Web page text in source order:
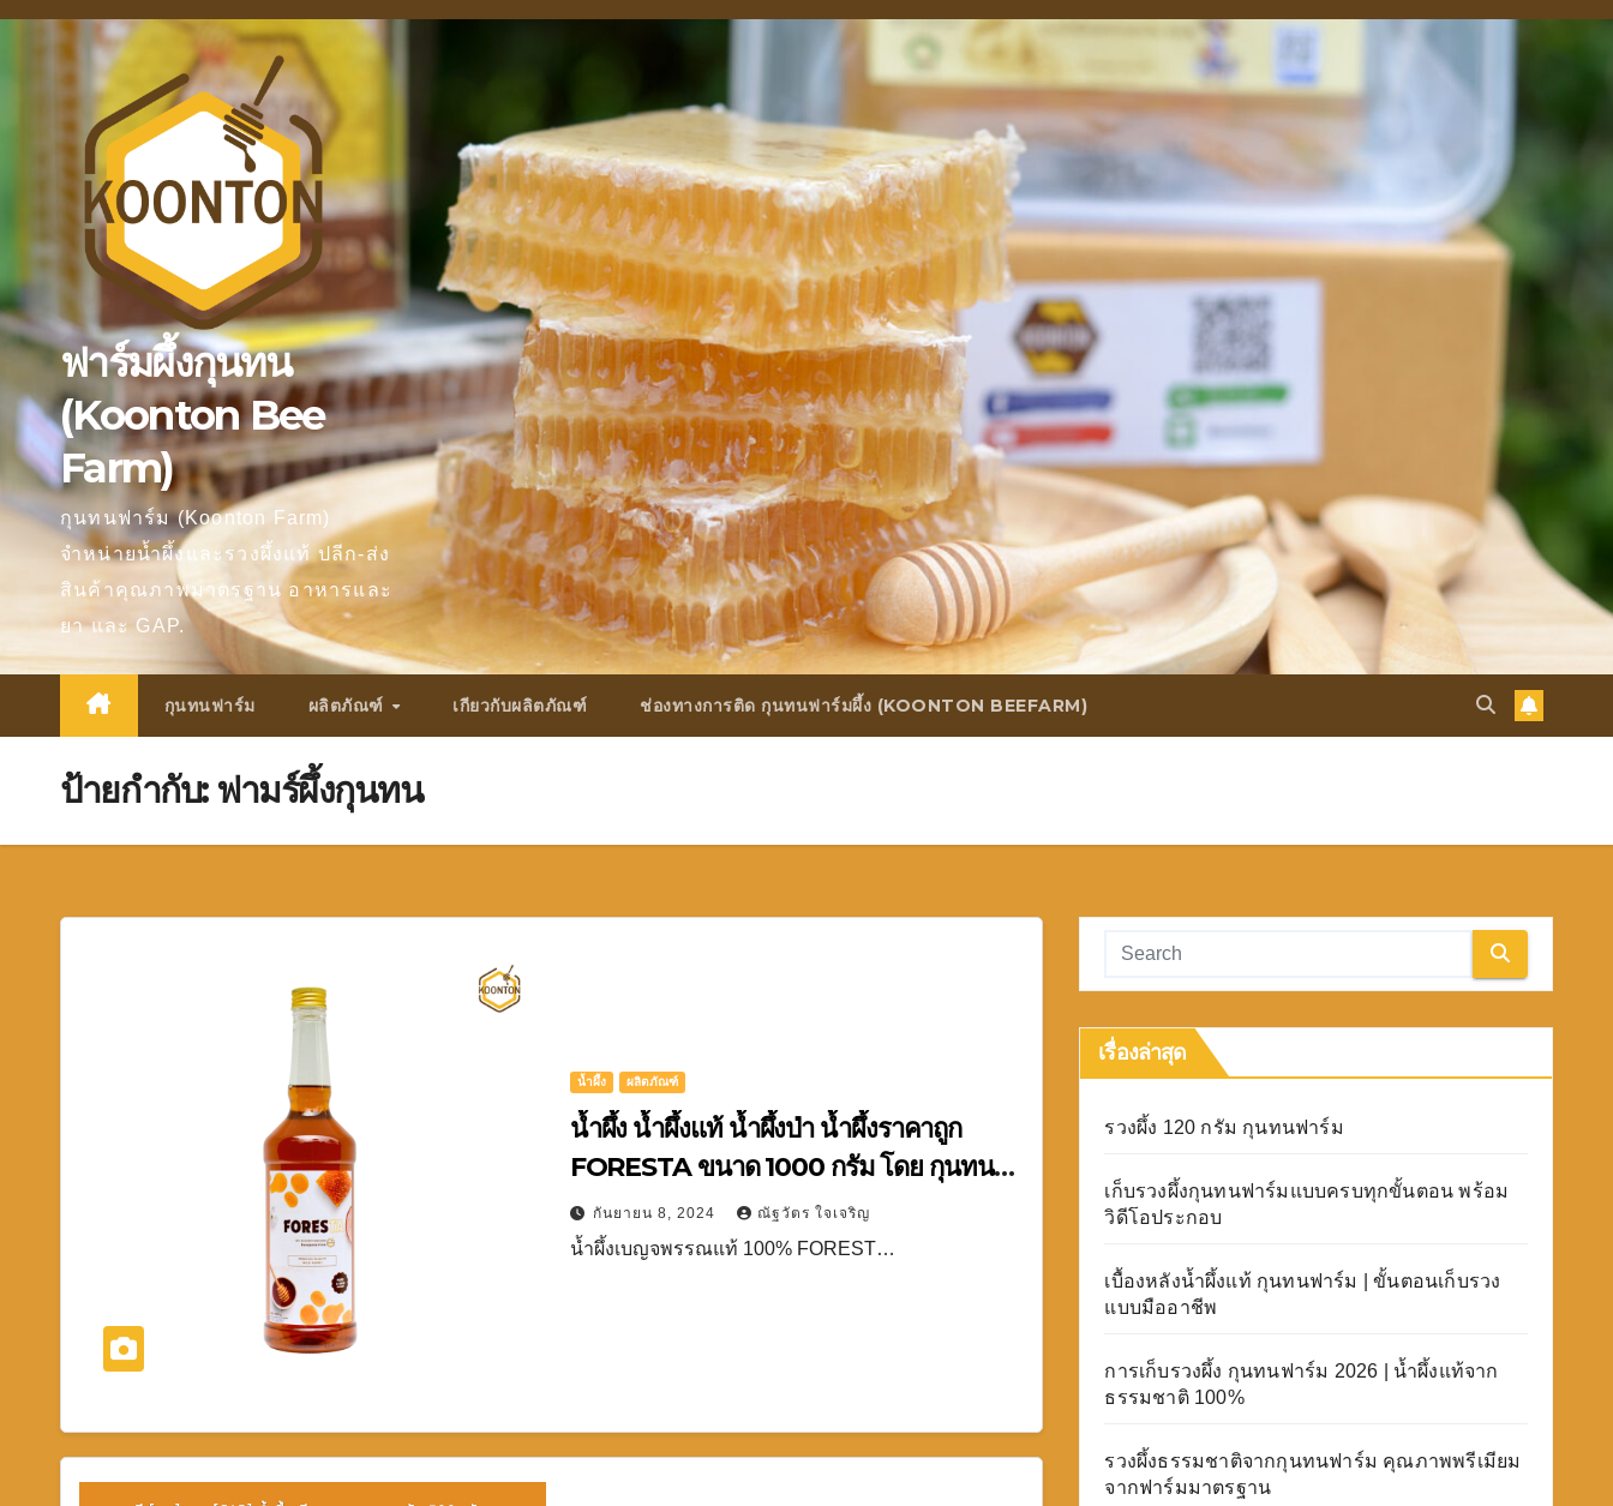
Skip
ฟาร์มผึ้งกุนทน
(Koonton Bee
Farm)
กุนทนฟาร์ม (Koonton Farm)
จำหน่ายน้ำผึ้งและรวงผึ้งแท้ ปลีก-ส่ง
สินค้าคุณภาพมาตรฐาน อาหารและ
ยา และ GAP.
กุนทนฟาร์ม ผลิตภัณฑ์ เกียวกับผลิตภัณฑ์ ช่องทางการติด กุนทนฟาร์มผึ้ง (KOONTON BEEFARM)
ป้ายกำกับ: ฟามร์ผึ้งกุนทน
น้ำผึ้ง ผลิตภัณฑ์
น้ำผึ้ง น้ำผึ้งแท้ น้ำผึ้งป่า น้ำผึ้งราคาถูก
FORESTA ขนาด 1000 กรัม โดย กุนทน
ฟาร์ม
กันยายน 8, 2024 ณัฐวัตร ใจเจริญ
น้ำผึ้งเบญจพรรณแท้ 100% FOREST…
เรื่องล่าสุด
รวงผึ้ง 120 กรัม กุนทนฟาร์ม
เก็บรวงผึ้งกุนทนฟาร์มแบบครบทุกขั้นตอน พร้อม
วิดีโอประกอบ
เบื้องหลังน้ำผึ้งแท้ กุนทนฟาร์ม | ขั้นตอนเก็บรวง
แบบมืออาชีพ
การเก็บรวงผึ้ง กุนทนฟาร์ม 2026 | น้ำผึ้งแท้จาก
ธรรมชาติ 100%
รวงผึ้งธรรมชาติจากกุนทนฟาร์ม คุณภาพพรีเมียม
จากฟาร์มมาตรฐาน